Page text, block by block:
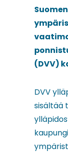
(DVV)
DVV
sisältää